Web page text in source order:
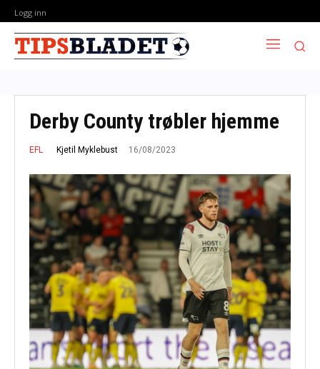
Logg inn
Derby County trøbler hjemme
EFL Kjetil Myklebust 16/08/2023